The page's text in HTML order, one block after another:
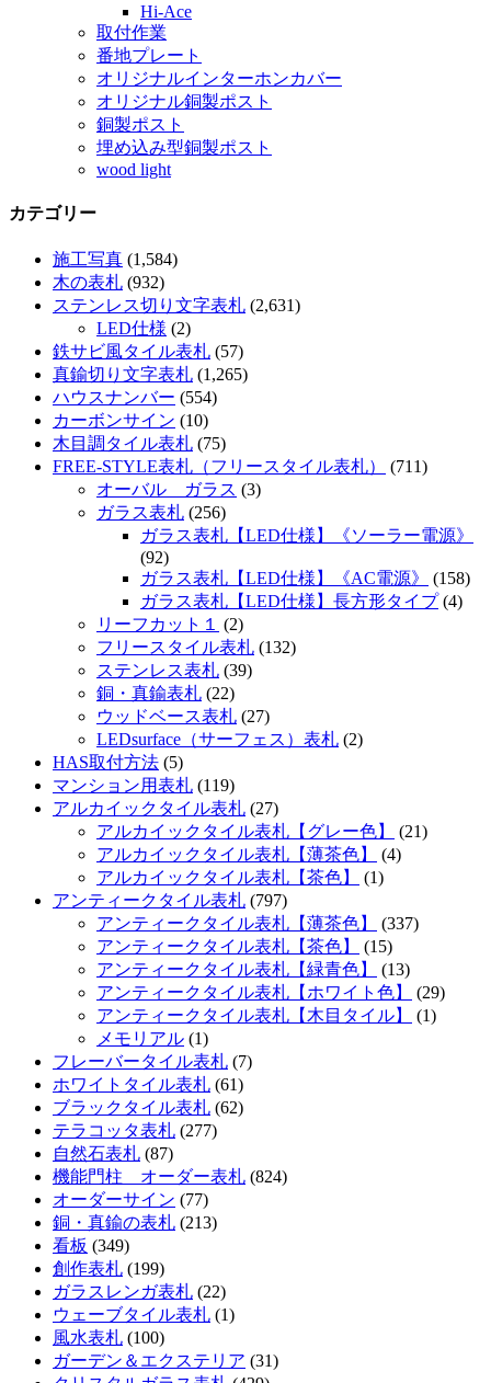
Hi-Ace
取付作業
番地プレート
オリジナルインターホンカバー
オリジナル銅製ポスト
銅製ポスト
埋め込み型銅製ポスト
wood light
カテゴリー
施工写真 (1,584)
木の表札 (932)
ステンレス切り文字表札 (2,631)
LED仕様 (2)
鉄サビ風タイル表札 (57)
真鍮切り文字表札 (1,265)
ハウスナンバー (554)
カーボンサイン (10)
木目調タイル表札 (75)
FREE-STYLE表札（フリースタイル表札）
(711)
オーバル ガラス (3)
ガラス表札 (256)
ガラス表札【LED仕様】《ソーラー電源》
(92)
ガラス表札【LED仕様】《AC電源》
(158)
ガラス表札【LED仕様】長方形タイプ(4)
リーフカット１
(2)
フリースタイル表札 (132)
ステンレス表札 (39)
銅・真鍮表札 (22)
ウッドベース表札 (27)
LEDsurface（サーフェス）表札 (2)
HAS取付方法 (5)
マンション用表札 (119)
アルカイックタイル表札 (27)
アルカイックタイル表札【グレー色】
(21)
アルカイックタイル表札【薄茶色】
(4)
アルカイックタイル表札【茶色】
(1)
アンティークタイル表札 (797)
アンティークタイル表札【薄茶色】
(337)
アンティークタイル表札【茶色】
(15)
アンティークタイル表札【緑青色】
(13)
アンティークタイル表札【ホワイト色】
(29)
アンティークタイル表札【木目タイル】
(1)
メモリアル (1)
フレーバータイル表札 (7)
ホワイトタイル表札 (61)
ブラックタイル表札 (62)
テラコッタ表札 (277)
自然石表札 (87)
機能門柱 オーダー表札 (824)
オーダーサイン (77)
銅・真鍮の表札 (213)
看板 (349)
創作表札 (199)
ガラスレンガ表札 (22)
ウェーブタイル表札 (1)
風水表札 (100)
ガーデン＆エクステリア (31)